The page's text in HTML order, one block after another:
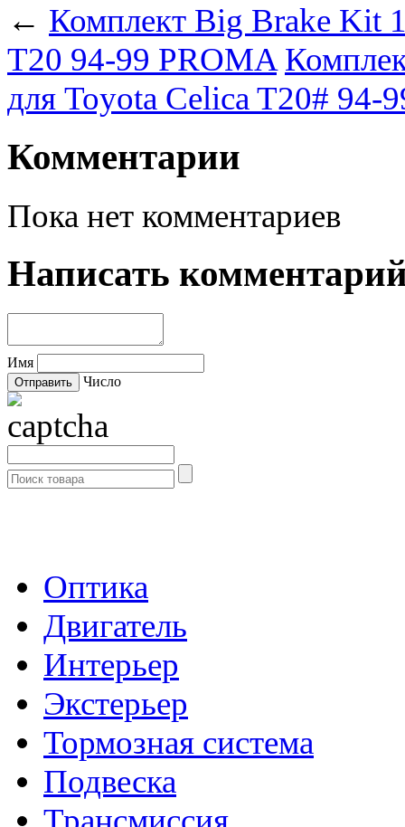
← Комплект Big Brake Kit
T20 94-99 PROMA
для Toyota Celica T20# 94-
Комментарии
Пока нет комментариев
Написать
Имя
Число
Оптика
Двигатель
Интерьер
Экстерьер
Тормозная система
Подвеска